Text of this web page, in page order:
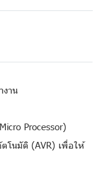
งาน
Processor)
โนมัติ (AVR) เพื่อให้